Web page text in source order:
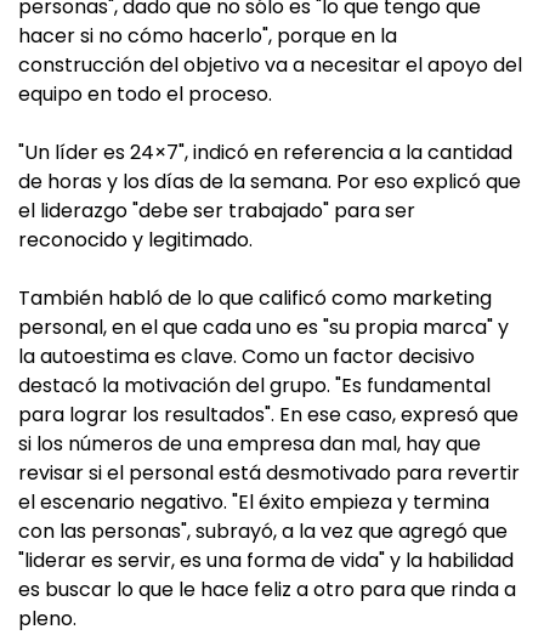
personas", dado que no sólo es "lo que tengo que
hacer si no cómo hacerlo", porque en la
construcción del objetivo va a necesitar el apoyo del
equipo en todo el proceso.
"Un líder es 24×7", indicó en referencia a la cantidad
de horas y los días de la semana. Por eso explicó que
el liderazgo "debe ser trabajado" para ser
reconocido y legitimado.
También habló de lo que calificó como marketing
personal, en el que cada uno es "su propia marca" y
la autoestima es clave. Como un factor decisivo
destacó la motivación del grupo. "Es fundamental
para lograr los resultados". En ese caso, expresó que
si los números de una empresa dan mal, hay que
revisar si el personal está desmotivado para revertir
el escenario negativo. "El éxito empieza y termina
con las personas", subrayó, a la vez que agregó que
"liderar es servir, es una forma de vida" y la habilidad
es buscar lo que le hace feliz a otro para que rinda a
pleno.